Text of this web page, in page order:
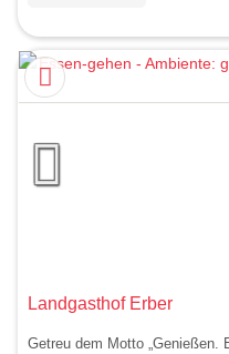
Landgasthof Erber
Getreu dem Motto „Genießen.